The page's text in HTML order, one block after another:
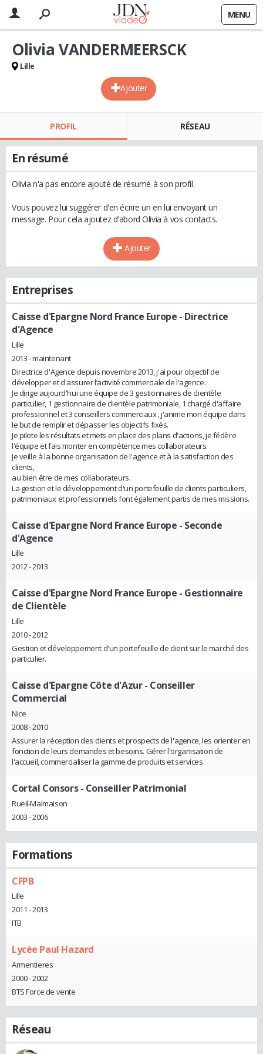
MENU
Ajouter
Olivia VANDERMEERSCK
Lille
PROFIL RÉSEAU
En résumé
Olivia n'a pas encore ajouté de résumé à son profil.
Vous pouvez lui suggérer d'en écrire un en lui envoyant un
message. Pour cela ajoutez d'abord Olivia à vos contacts.
Ajouter
Entreprises
Caisse d'Epargne Nord France Europe - Directrice
d'Agence
Lille
2013 - maintenant
Directrice d'Agence depuis novembre 2013, j'ai pour objectif de
développer et d'assurer l’activité commerciale de l'agence.
Je dirige aujourd'hui une équipe de 3 gestionnaires de clientèle
particulier, 1 gestionnaire de clientèle patrimoniale, 1 chargé d'affaire
professionnel et 3 conseillers commerciaux , j'anime mon équipe dans
le but de remplir et dépasser les objectifs fixés.
Je pilote les résultats et mets en place des plans d'actions, je fédère
l'équipe et fais monter en compétence mes collaborateurs.
Je veille à la bonne organisation de l'agence et à la satisfaction des
clients,
au bien être de mes collaborateurs.
La gestion et le développement d'un portefeuille de clients particuliers,
patrimoniaux et professionnels font également partis de mes missions.
Caisse d'Epargne Nord France Europe - Seconde
d'Agence
Lille
2012 - 2013
Caisse d'Epargne Nord France Europe - Gestionnaire
de Clientèle
Lille
2010 - 2012
Gestion et développement d'un portefeuille de client sur le marché des
particulier.
Caisse d'Epargne Côte d'Azur- Conseiller
Commercial
Nice
2008 - 2010
Assurer la réception des clients et prospects de l'agence, les orienter en
fonction de leurs demandes et besoins. Gérer l'organisation de
l'accueil, commercialiser la gamme de produits et services.
Cortal Consors- Conseiller Patrimonial
Rueil-Malmaison
2003 - 2006
Formations
CFPB
Lille
2011 - 2013
ITB
Lycée Paul Hazard
Armentieres
2000 - 2002
BTS Force de vente
Réseau